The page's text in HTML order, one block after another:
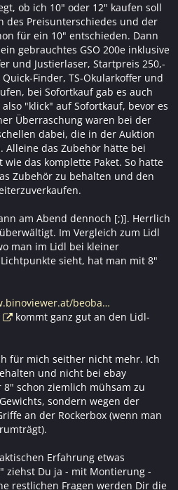
ob ich 10" oder 12" kaufen soll
des Preisunterschiedes und der
für ein 10" entschieden. Dann
gebrauchtes GSO 200e inklusive
und Justierlaser, Startpreis 250,-
Finder, TS-Okularkoffer und
bei Sofortkauf gab es auch
"klick" auf Sofortkauf, bevor es
Überraschung waren bei der
dabei, die in der Auktion
Alleine das Zubehör hätte bei
das komplette Paket. So hatte
Zubehör zu behalten und den
am Abend dennoch [;)]. Herrlich
Im Vergleich zum Lidl
man im Lidl bei kleiner
sieht, hat man mit 8"
beoba…
kommt ganz gut an den Lidl-
für mich seither nicht mehr. Ich
und nicht bei ebay
schon ziemlich mühsam zu
sondern wegen der
an der Rockerbox (wenn man
Erfahrung etwas
ziehst Du ja - mit Montierung -
restlichen Fragen werden Dir die